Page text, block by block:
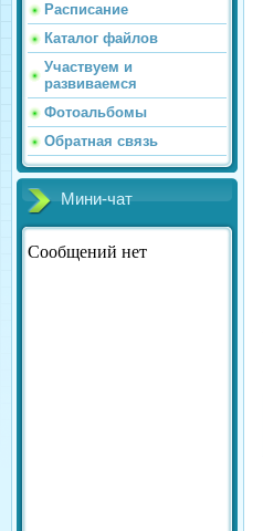
Расписание
Каталог файлов
Участвуем и
развиваемся
Фотоальбомы
Обратная связь
Мини-чат